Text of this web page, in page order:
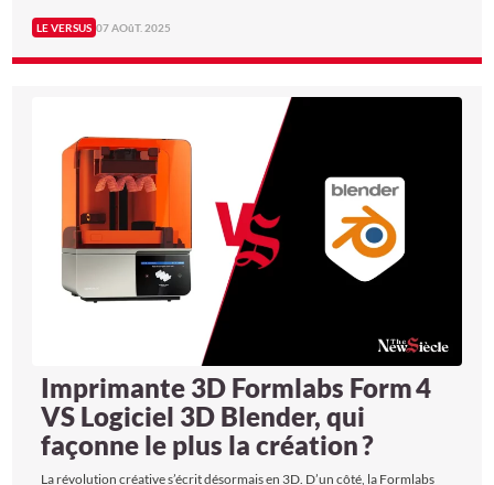
LE VERSUS 07 AOûT. 2025
Imprimante 3D Formlabs Form 4
VS Logiciel 3D Blender, qui
façonne le plus la création ?
La révolution créative s’écrit désormais en 3D. D’un côté, la Formlabs